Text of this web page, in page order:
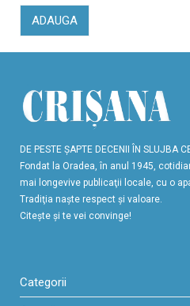
ADAUGA
DE PESTE ŞAPTE DECENII ÎN SLUJBA
Fondat la Oradea, în anul 1945,
mai longevive publicaţii locale, cu o
Tradiţia naşte respect şi valoare.
Citeşte şi te vei convinge!
Categorii